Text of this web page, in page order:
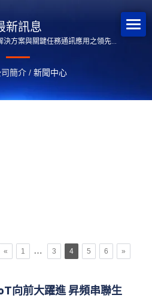
新訊息
方案與關鍵任務通訊應用之領先供
簡介 / 新聞中心
« 1 … 3 4 5 6 »
向前大躍進 昇頻串聯生